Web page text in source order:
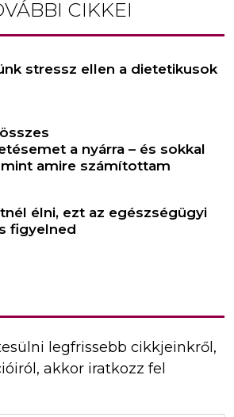
CIKKEI
stressz ellen a dietetikusok
a nyárra – és sokkal
amire számítottam
élni, ezt az egészségügyi
figyelned
legfrissebb cikkjeinkről,
akkor iratkozz fel